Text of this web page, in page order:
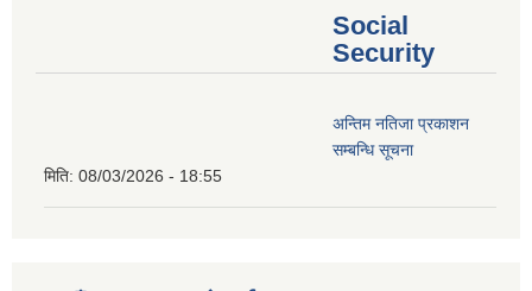
Social
Security
अन्तिम नतिजा प्रकाशन
सम्बन्धि सूचना
मिति: 08/03/2026 - 18:55